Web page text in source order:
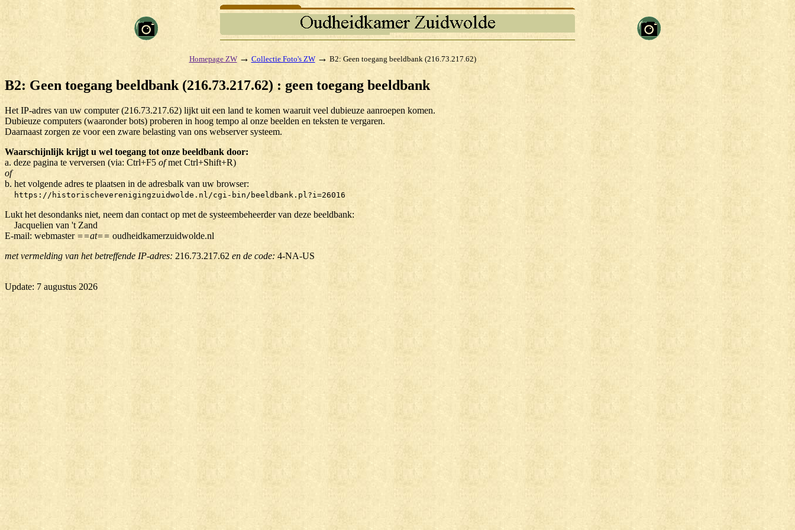
Homepage ZW → Collectie Foto's ZW → B2: Geen toegang beeldbank (216.73.217.62)
B2: Geen toegang beeldbank (216.73.217.62) : geen toegang beeldbank
Het IP-adres van uw computer (216.73.217.62) lijkt uit een land te komen waaruit veel dubieuze aanroepen komen.
Dubieuze computers (waaronder bots) proberen in hoog tempo al onze beelden en teksten te vergaren.
Daarnaast zorgen ze voor een zware belasting van ons webserver systeem.
Waarschijnlijk krijgt u wel toegang tot onze beeldbank door:
a. deze pagina te verversen (via: Ctrl+F5 ofmet Ctrl+Shift+R)
of
b. het volgende adres te plaatsen in de adresbalk van uw browser:
https://historischeverenigingzuidwolde.nl/cgi-bin/beeldbank.pl?i=26016
Lukt het desondanks niet, neem dan contact op met de systeembeheerder van deze beeldbank:
Jacquelien van 't Zand
E-mail: webmaster ==at== oudheidkamerzuidwolde.nl
met vermelding van het betreffende IP-adres: 216.73.217.62 en de code: 4-NA-US
Update: 7 augustus 2026